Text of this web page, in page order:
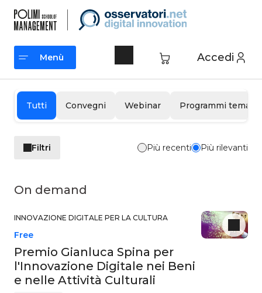
contenuto
Accedi
Menù
Tutti Convegni Webinar Programmi
Filtri Più recenti Più rilevanti
On demand
INNOVAZIONE DIGITALE PER LA CULTURA
Premio Gianluca Spina per
l'Innovazione Digitale nei Beni
e nelle Attività Culturali
Free